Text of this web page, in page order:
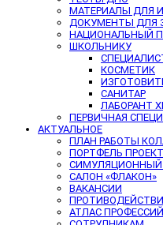
МАТЕРИАЛЫ ДЛЯ
ДОКУМЕНТЫ ДЛЯ
НАЦИОНАЛЬНЫЙ
ШКОЛЬНИКУ
КОСМЕТИК
САНИТАР
ЛАБОРАНТ
ПЕРВИЧНАЯ
АКТУАЛЬНОЕ
ПЛАН РАБОТЫ
ПОРТФЕЛЬ
СИМУЛЯЦИОННЫЙ
САЛОН «ФЛАКОН»
ВАКАНСИИ
АТЛАС ПРОФЕССИЙ